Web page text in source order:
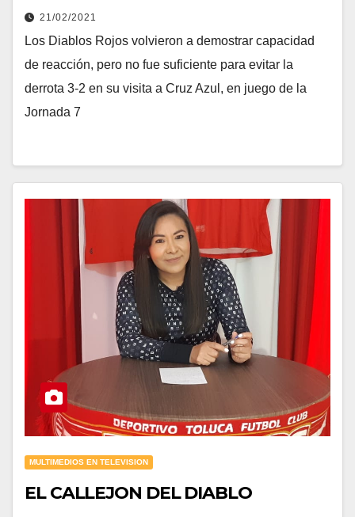
21/02/2021
Los Diablos Rojos volvieron a demostrar capacidad
de reacción, pero no fue suficiente para evitar la
derrota 3-2 en su visita a Cruz Azul, en juego de la
Jornada 7
MULTIMEDIOS EN TELEVISION
EL CALLEJON DEL DIABLO